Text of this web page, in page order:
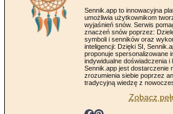
Sennik.app to innowacyjna
umożliwia użytkownikom
wyjaśnień snów. Serwis
znaczeń snów poprzez:
symboli i senników oraz
inteligencji: Dzięki SI,
proponuje spersonalizowane
indywidualne doświadczenia
Sennik.app jest dostarczenie
zrozumienia siebie poprzez
tradycyjną wiedzę z
Zobacz